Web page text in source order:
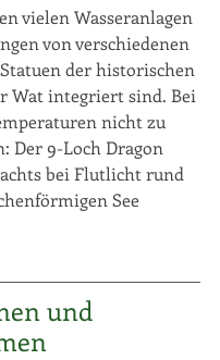
vielen Wasseranlagen
von verschiedenen
der historischen
Wat integriert sind. Bei
nicht zu
Der 9-Loch Dragon
bei Flutlicht rund
See
und